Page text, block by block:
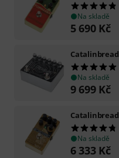
Na skladě
5 690 Kč
Catalinbread
Na skladě
9 699 Kč
Catalinbread
Na skladě
6 333 Kč